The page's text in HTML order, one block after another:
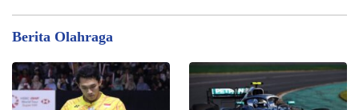
Berita Olahraga